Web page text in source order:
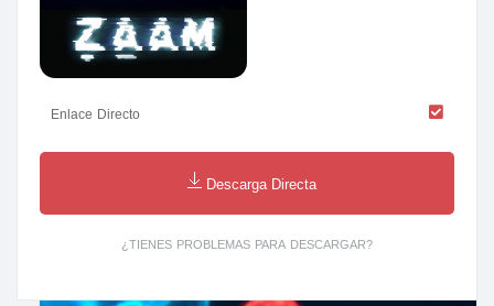
Enlace Directo
Descarga Directa
¿TIENES PROBLEMAS PARA DESCARGAR?